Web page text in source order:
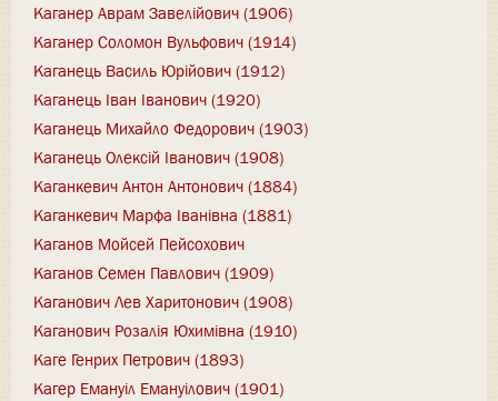
Каганер Аврам Завелійович (1906)
Каганер Соломон Вульфович (1914)
Каганець Василь Юрійович (1912)
Каганець Іван Іванович (1920)
Каганець Михайло Федорович (1903)
Каганець Олексій Іванович (1908)
Каганкевич Антон Антонович (1884)
Каганкевич Марфа Іванівна (1881)
Каганов Мойсей Пейсохович
Каганов Семен Павлович (1909)
Каганович Лев Харитонович (1908)
Каганович Розалія Юхимівна (1910)
Каге Генрих Петрович (1893)
Кагер Емануіл Емануілович (1901)